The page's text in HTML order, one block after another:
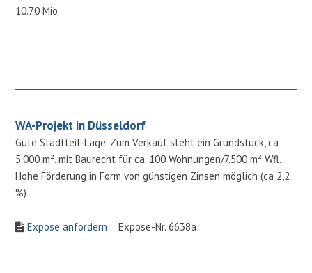
10.70 Mio
WA-Projekt in Düsseldorf
Gute Stadtteil-Lage. Zum Verkauf steht ein Grundstück, ca
5.000 m², mit Baurecht für ca. 100 Wohnungen/7.500 m² Wfl.
Hohe Förderung in Form von günstigen Zinsen möglich (ca 2,2
%)
Expose anfordern Expose-Nr. 6638a